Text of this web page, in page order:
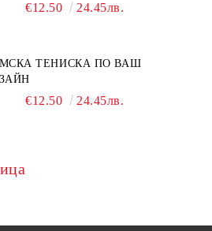
€12.50 24.45лв.
ТЕНИСКА ПО ВАШ
€12.50 24.45лв.